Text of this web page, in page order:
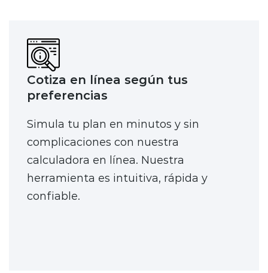
Cotiza en línea según tus
preferencias
Simula tu plan en minutos y sin
complicaciones con nuestra
calculadora en línea. Nuestra
herramienta es intuitiva, rápida y
confiable.